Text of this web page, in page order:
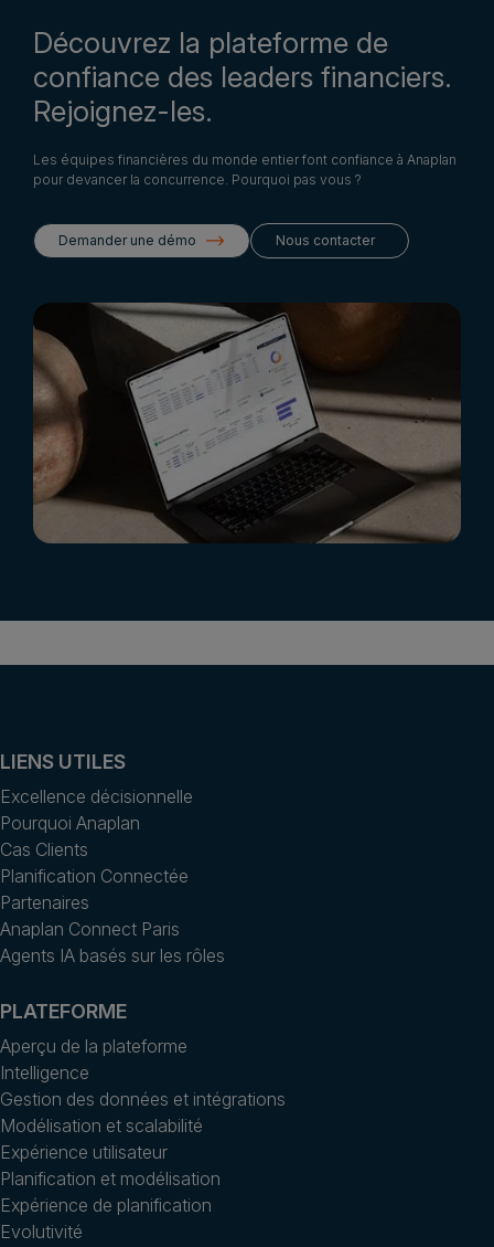
Découvrez la plateforme de
confiance des leaders financiers.
Rejoignez-les.
Les équipes financières du monde entier font confiance à Anaplan
pour devancer la concurrence. Pourquoi pas vous ?
Demander une démo Nous contacter
LIENS UTILES
Excellence décisionnelle
Pourquoi Anaplan
Cas Clients
Planification Connectée
Partenaires
Anaplan Connect Paris
Agents IA basés sur les rôles
PLATEFORME
Aperçu de la plateforme
Intelligence
Gestion des données et intégrations
Modélisation et scalabilité
Expérience utilisateur
Planification et modélisation
Expérience de planification
Evolutivité